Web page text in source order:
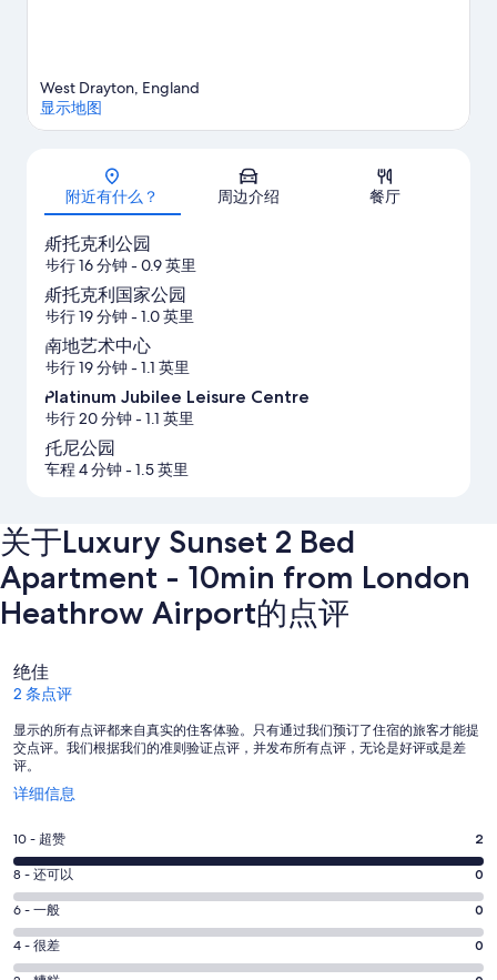
地图
West Drayton, England
显示地图
附近有什么？ 周边介绍 餐厅
斯托克利公园
步行 16 分钟- 0.9 英里
斯托克利国家公园
步行 19 分钟- 1.0 英里
南地艺术中心
步行 19 分钟- 1.1 英里
Platinum Jubilee Leisure Centre
步行 20 分钟- 1.1 英里
托尼公园
车程 4 分钟- 1.5 英里
关于Luxury Sunset 2 Bed
Apartment - 10min from London
Heathrow Airport的点评
点
评
绝佳
2 条点评
显示的所有点评都来自真实的住客体验。只有通过我们预订了住宿的旅客才能提
交点评。我们根据我们的准则验证点评，并发布所有点评，无论是好评或是差
评。
详细信息
在
窗
口
中
打
开
10
分
-
超
赞。
2
10 - 超赞 2
8
分
-
还
可
8 - 还可以 0
6
分
-
6 - 一般 0
4
分
4 - 很差 0